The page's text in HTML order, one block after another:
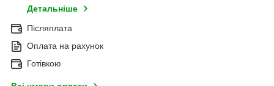
Детальніше
Післяплата
Оплата на рахунок
Готівкою